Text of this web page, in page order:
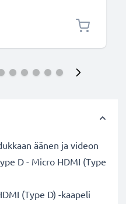
äänen ja videon
D - Micro HDMI (Type
(Type D) -kaapeli